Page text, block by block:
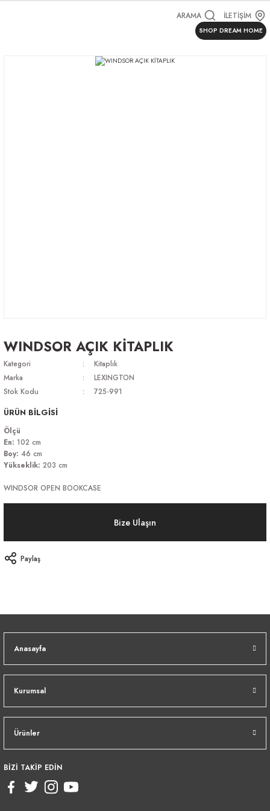
ARAMA İLETİŞİM
SHOP DREAM HOME
WINDSOR AÇIK KİTAPLIK
Kategori
Kitaplık
Marka
LEXINGTON
Stok Kodu
725-991
ÜRÜN BİLGİSİ
Ölçü
En: 102 cm
Boy: 46 cm
Yükseklik: 203 cm
WINDSOR OPEN BOOKCASE
Bize Ulaşın
Paylaş
Anasayfa
Kurumsal
Ürünler
BİZİ TAKİP EDİN